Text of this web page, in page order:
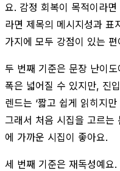
요. 감정 회복이 목적이라
라면 제목의 메시지성과 표
가지에 모두 강점이 있는 편
두 번째 기준은 문장 난이
폭은 넓어질 수 있지만, 진
렌드는 ‘짧고 쉽게 읽히지
그래서 처음 시집을 고르는
에 가까운 시집이 좋아요.
세 번째 기준은 재독성예요